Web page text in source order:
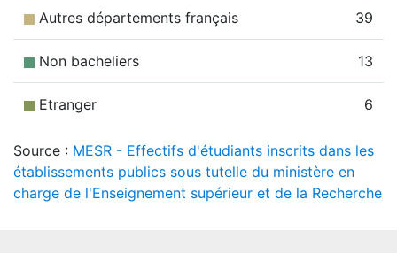
Autres départements français 39
Non bacheliers 13
Etranger 6
Source : MESR - Effectifs d'étudiants inscrits dans les
établissements publics sous tutelle du ministère en
charge de l'Enseignement supérieur et de la Recherche